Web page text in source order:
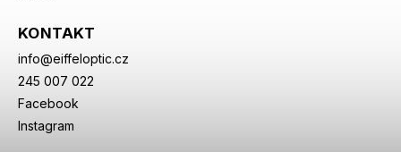
KONTAKT
info@eiffeloptic.cz
245 007 022
Facebook
Instagram